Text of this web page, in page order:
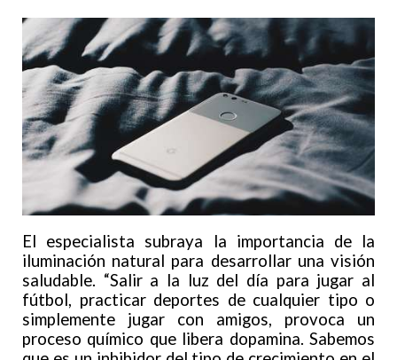
El especialista subraya la importancia de la
iluminación natural para desarrollar una visión
saludable. “Salir a la luz del día para jugar al
fútbol, practicar deportes de cualquier tipo o
simplemente jugar con amigos, provoca un
proceso químico que libera dopamina. Sabemos